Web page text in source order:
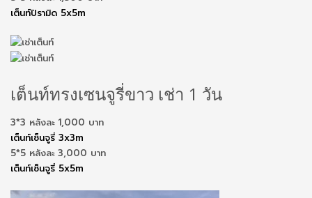
เต็นท์ปิรามิด 5x5m
เต็นท์ทรงเซนจูรี่ขาว เช่า 1 วัน
3*3 หลังละ 1,000 บาท
เต็นท์เซ็นจูรี่ 3x3m
5*5 หลังละ 3,000 บาท
เต็นท์เซ็นจูรี่ 5x5m